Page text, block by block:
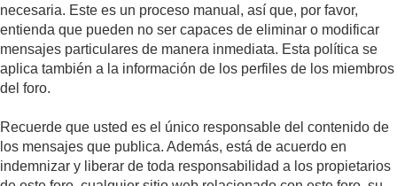
necesaria. Este es un proceso manual, así que, por favor,
entienda que pueden no ser capaces de eliminar o modificar
mensajes particulares de manera inmediata. Esta política se
aplica también a la información de los perfiles de los miembros
del foro.
Recuerde que usted es el único responsable del contenido de
los mensajes que publica. Además, está de acuerdo en
indemnizar y liberar de toda responsabilidad a los propietarios